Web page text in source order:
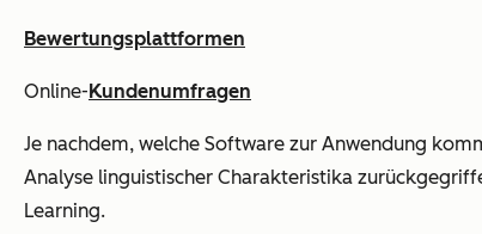
Bewertungsplattformen
Online-Kundenumfragen
Je nachdem, welche Software zur Anwendung
Analyse linguistischer Charakteristika
Learning.